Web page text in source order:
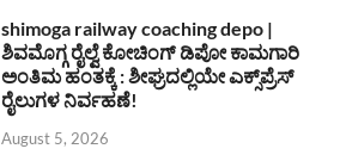
shimoga railway coaching depo |
ಶಿವಮೊಗ್ಗ ರೈಲ್ವೆ ಕೋಚಿಂಗ್ ಡಿಪೋ ಕಾಮಗಾರಿ
ಅಂತಿಮ ಹಂತಕ್ಕೆ : ಶೀಘ್ರದಲ್ಲಿಯೇ ಎಕ್ಸ್‌ಪ್ರೆಸ್
ರೈಲುಗಳ ನಿರ್ವಹಣೆ!
August 5, 2026